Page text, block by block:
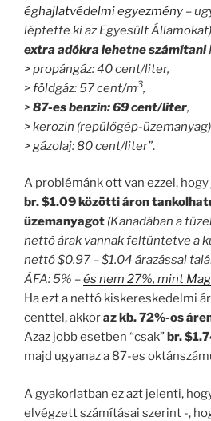
éghajlatvédelmi egyezmény –
léptette ki az Egyesült
extra adókra lehetne számítani
> propángáz: 40 cent/liter,
> földgáz: 57 cent/m3,
>87-es benzin: 69 cent/liter,
> kerozin (repülőgép-
> gázolaj: 80 cent/liter”.
A problémánk ott van ezzel, hogy
br. $1.09 közötti áron
üzemanyagot (Kanadában a
nettó árak vannak feltüntetve a
nettó $0.97 – $1.04 árazással
ÁFA: 5% –és nem 27%, mint
Ha ezt a nettó kiskereskedelmi
centtel, akkoraz kb. 72%-os
Azaz jobb esetben “csak”br.
majd ugyanaz a 87-es
A gyakorlatban ez azt jelenti,
elvégzett számításai szerint -,